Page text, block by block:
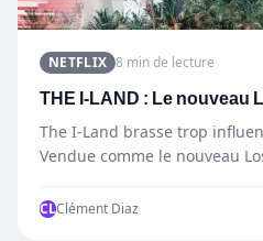
NETFLIX 8 min de lecture
THE I-LAND : Le nouveau
The I-Land brasse trop
Vendue comme le nouveau
CLClément Diaz